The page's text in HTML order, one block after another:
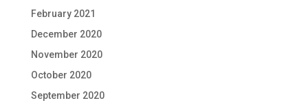
February 2021
December 2020
November 2020
October 2020
September 2020